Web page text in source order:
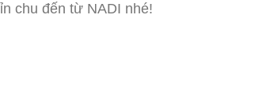
chu đến từ NADI nhé!